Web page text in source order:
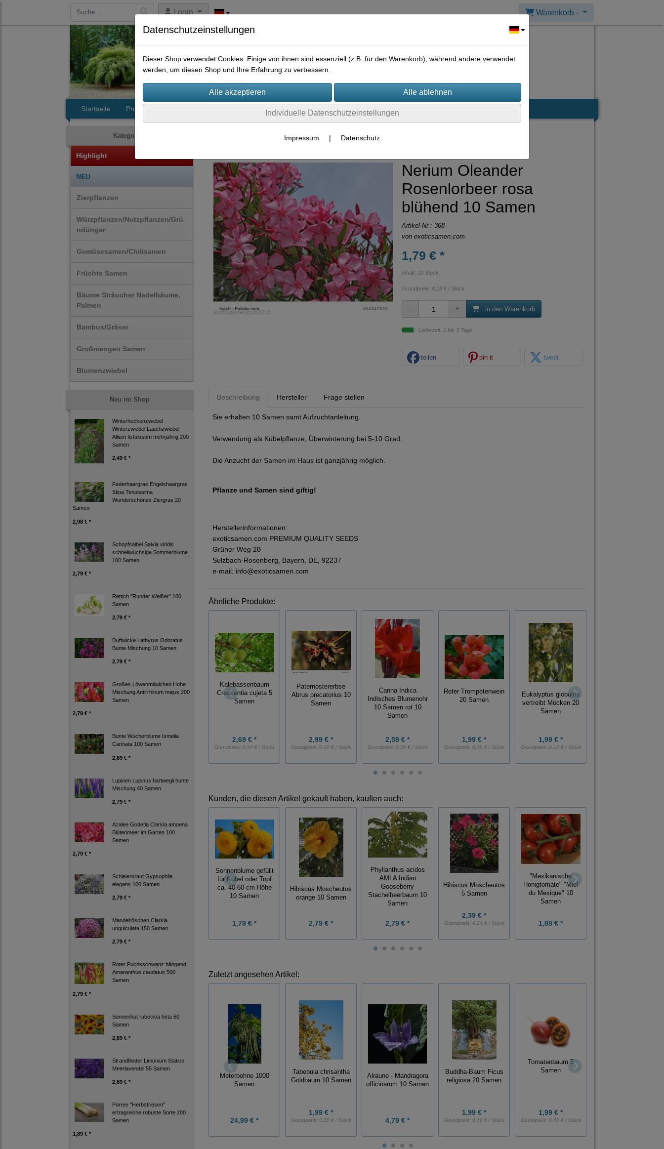
Login Warenkorb -
Startseite Produkte
Kategorien
Highlight
NEU
Zierpflanzen
Würzpflanzen/Nutzpflanzen/Grü
ndünger
Gemüsesamen/Chilisamen
Früchte Samen
Bäume Sträucher Nadelbäume,
Palmen
Bambus/Gräser
Großmengen Samen
Blumenzwiebel
Neu im Shop
Winterheckenzwiebel
Winterzwiebel Lauchzwiebel
Allium fistulosum mehrjährig 200
Samen
2,49 € *
Federhaargras Engelshaargras
Stipa Tenuissima
Wunderschönes Ziergras 20
Samen
2,98 € *
Schopfsalbei Salvia viridis
schnellwüchsige Sommerblume
100 Samen
2,79 € *
Rettich "Runder Weißer" 100
Samen
2,79 € *
Duftwicke Lathyrus Odoratus
Bunte Mischung 10 Samen
2,79 € *
Großes Löwenmäulchen Hohe
Mischung Antirrhinum majus 200
Samen
2,79 € *
Bunte Wucherblume Ismelia
Carinata 100 Samen
2,89 € *
Lupinen Lupinus hartwegii bunte
Mischung 40 Samen
2,79 € *
Azalee Godetia Clarkia amoena
Blütenmeer im Garten 100
Samen
2,79 € *
Schleierkraut Gypsophila
elegans 100 Samen
2,79 € *
Mandelröschen Clarkia
unguiculata 150 Samen
2,79 € *
Roter Fuchsschwanz hängend
Amaranthus caudatus 500
Samen
2,79 € *
Sonnenhut rubeckia hirta 60
Samen
2,89 € *
Strandflieder Limonium Statice
Meerlavendel 55 Samen
2,89 € *
Porree "Herbstriesen"
ertragreiche robuste Sorte 200
Samen
1,89 € *
Nerium Oleander
Rosenlorbeer rosa
blühend 10 Samen
Artikel-Nr.: 368
von exoticsamen.com
1,79 € *
Inhalt: 10 Stück
Grundpreis: 0,18 € / Stück
in den Warenkorb
Lieferzeit: 1 bis 3 Tage
teilen pin it tweet
Beschreibung Hersteller Frage stellen
Sie erhalten 10 Samen samt Aufzuchtanleitung.
Verwendung als Kübelpflanze, Überwinterung bei 5-10 Grad.
Die Anzucht der Samen im Haus ist ganzjährig möglich.
Pflanze und Samen sind giftig!
Herstellerinformationen:
exoticsamen.com PREMIUM QUALITY SEEDS
Grüner Weg 28
Sulzbach-Rosenberg, Bayern, DE, 92237
e-mail: info@exoticsamen.com
Ähnliche Produkte:
Kalebassenbaum
Crescentia cujeta 5
Samen
2,69 € *
Grundpreis: 0,54 € / Stück
Paternostererbse
Abrus precatorius 10
Samen
2,99 € *
Grundpreis: 0,30 € / Stück
Canna Indica
Indisches Blumenohr
10 Samen rot 10
Samen
2,59 € *
Grundpreis: 0,26 € / Stück
Roter Trompetenwein
20 Samen
1,99 € *
Grundpreis: 0,10 € / Stück
Eukalyptus globulus
vertreibt Mücken 20
Samen
1,99 € *
Grundpreis: 0,10 € / Stück
Kunden, die diesen Artikel gekauft haben, kauften auch:
Sonnenblume gefüllt
für Kübel oder Topf
ca. 40-60 cm Höhe
10 Samen
1,79 € *
Hibiscus Moscheutos
orange 10 Samen
2,79 € *
Phyllanthus acidos
AMLA Indian
Gooseberry
Stachelbeerbaum 10
Samen
2,79 € *
Hibiscus Moscheutos
5 Samen
2,39 € *
Grundpreis: 0,24 € / Stück
"Mexikanische
Honigtomate" "Miel
du Mexique" 10
Samen
1,89 € *
Zuletzt angesehen Artikel:
Meterbohne 1000
Samen
24,99 € *
Tabebuia chrisantha
Goldbaum 10 Samen
1,99 € *
Grundpreis: 0,20 € / Stück
Alraune - Mandragora
officinarum 10 Samen
4,79 € *
Buddha-Baum Ficus
religiosa 20 Samen
1,99 € *
Grundpreis: 0,10 € / Stück
Tomatenbaum 5
Samen
1,99 € *
Grundpreis: 0,40 € / Stück
Datenschutzeinstellungen
Dieser Shop verwendet Cookies. Einige von ihnen sind essenziell (z.B. für den Warenkorb), während andere verwendet
werden, um diesen Shop und Ihre Erfahrung zu verbessern.
Individuelle Datenschutzeinstellungen
Impressum | Datenschutz